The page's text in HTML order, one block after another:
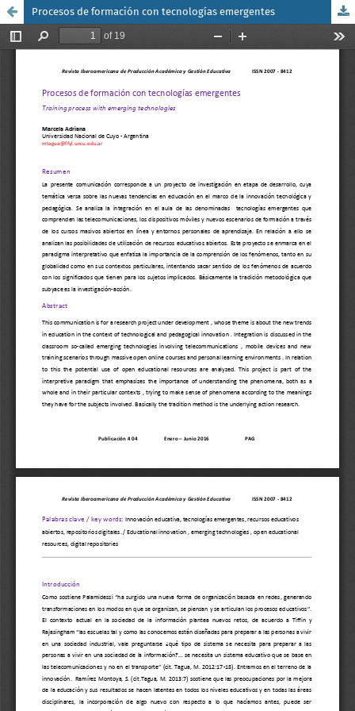
Procesos de formación con tecnologías emergentes